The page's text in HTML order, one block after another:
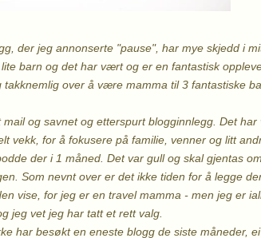
der jeg annonserte "pause", har mye skjedd i
barn og det har vært og er en fantastisk
over å være mamma til 3 fantastiske
og savnet og etterspurt blogginnlegg. Det har
vekk, for å fokusere på familie, venner og litt
der i 1 måned. Det var gull og skal gjentas
Som nevnt over er det ikke tiden for å legge
vise, for jeg er en travel mamma - men jeg er
jeg vet jeg har tatt et rett valg.
har besøkt en eneste blogg de siste måneder,